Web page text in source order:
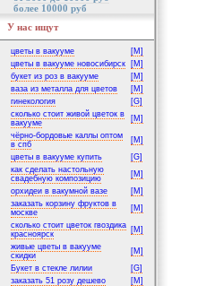
более 10000 руб
У нас ищут
цветы в вакууме
[M]
цветы в вакууме новосибирск
[M]
букет из роз в вакууме
[M]
ваза из металла для цветов
[M]
гинекология
[G]
сколько стоит живой цветок в
вакууме
[M]
чёрно-бордовые каллы оптом
в спб
[M]
цветы в вакууме купить
[G]
как сделать настольную
свадебную композицию
[M]
орхидеи в вакумной вазе
[M]
заказать корзину фруктов в
москве
[M]
сколько стоит цветок гвоздика
красноярск
[M]
живые цветы в вакууме
скидки
[M]
Букет в стекле лилии
[G]
заказать 51 розу дешево
[M]